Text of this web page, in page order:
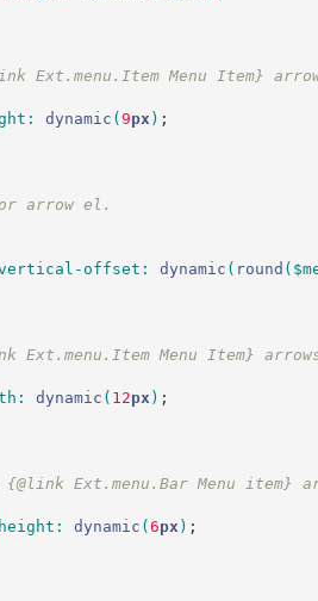
Ext.menu.Item Menu Item}
: dynamic (9px ) ;
arrow el.
vertical-offset : dynamic ( round (
Ext.menu.Item Menu Item}
: dynamic ( 12px ) ;
Ext.menu.Bar Menu item}
: dynamic (6px ) ;